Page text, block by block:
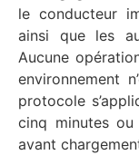
le conducteur
ainsi que les
Aucune
environnement
protocole
cinq minutes ou
avant